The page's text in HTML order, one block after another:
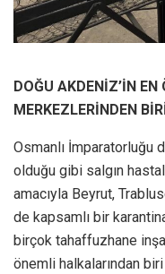
DOĞU AKDENİZ’İN
MERKEZLERİNDEN
Osmanlı İmparatorluğu
olduğu gibi salgın
amacıyla Beyrut,
de kapsamlı bir
birçok tahaffuzhane
önemli halkalarından